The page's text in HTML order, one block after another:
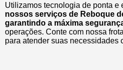
Utilizamos tecnologia de ponta e
nossos serviços de Reboque
garantindo a máxima
operações. Conte com nossa
para atender suas necessidades